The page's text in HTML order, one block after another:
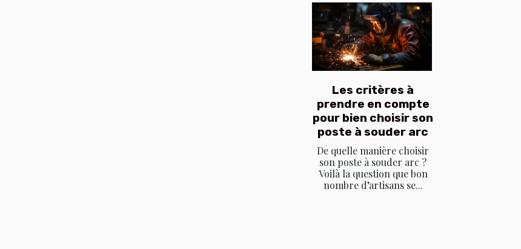
Les critères à
prendre en compte
pour bien choisir son
poste à souder arc
De quelle manière choisir
son poste à souder arc ?
Voilà la question que bon
nombre d’artisans se...